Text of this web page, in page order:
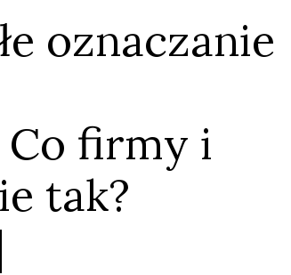
oznaczanie
Co firmy i
tak?